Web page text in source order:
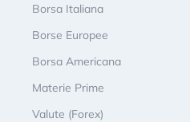
Borsa Italiana
Borse Europee
Borsa Americana
Materie Prime
Valute (Forex)